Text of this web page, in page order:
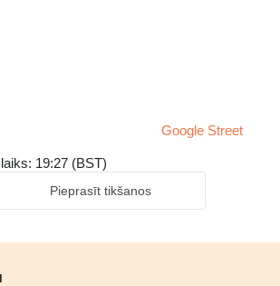
Google Street
19:27 (BST)
Pieprasīt tikšanos